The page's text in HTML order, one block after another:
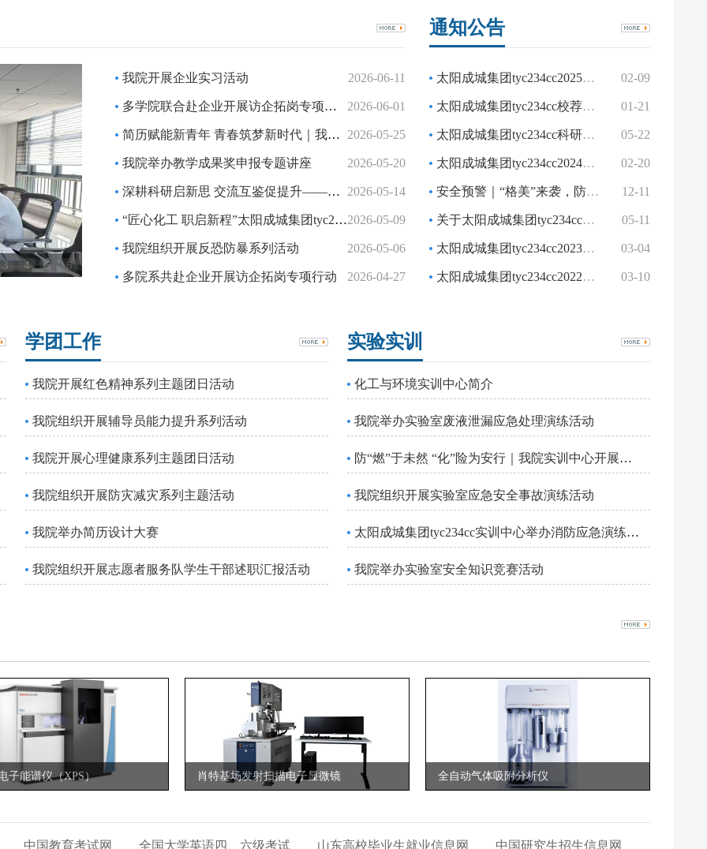
3 4 5 6
我院开展企业实习活动 2026-06-11
多学院联合赴企业开展访企拓岗专项行动 2026-06-01
简历赋能新青年 青春筑梦新时代｜我校简历设计大赛决赛圆满落幕 2026-05-25
我院举办教学成果奖申报专题讲座 2026-05-20
深耕科研启新思 交流互鉴促提升——我院开展专题学术交流讲座 2026-05-14
“匠心化工 职启新程”太阳成城集团tyc234cc专场招聘会圆满落幕2026-05-09
我院组织开展反恐防暴系列活动 2026-05-06
多院系共赴企业开展访企拓岗专项行动 2026-04-27
通知公告
太阳成城集团tyc234cc2025级普通全日制学生转专业方案 02-09
太阳成城集团tyc234cc校荐生名单公示 01-21
太阳成城集团tyc234cc科研诚信建设月活动正式启动 05-22
太阳成城集团tyc234cc2024级普通全日制学生转专业通知 02-20
安全预警｜“格美”来袭，防范指南 12-11
关于太阳成城集团tyc234cc第五届学士学位评定分委员会 05-11
太阳成城集团tyc234cc2023级普通全日制学生转专业测试方案 03-04
太阳成城集团tyc234cc2022级普通本科学生转专业测试方案 03-10
学团工作
我院开展红色精神系列主题团日活动
我院组织开展辅导员能力提升系列活动
我院开展心理健康系列主题团日活动
我院组织开展防灾减灾系列主题活动
我院举办简历设计大赛
我院组织开展志愿者服务队学生干部述职汇报活动
实验实训
化工与环境实训中心简介
我院举办实验室废液泄漏应急处理演练活动
防“燃”于未然 “化”险为安行｜我院实训中心开展消防疏散演练活动
我院组织开展实验室应急安全事故演练活动
太阳成城集团tyc234cc实训中心举办消防应急演练活动
我院举办实验室安全知识竞赛活动
子能谱仪（XPS） ​肖特基场发射扫描电子显微镜 全自动气体吸附分析仪
中国教育考试网 全国大学英语四、六级考试 山东高校毕业生就业信息网 中国研究生招生信息网